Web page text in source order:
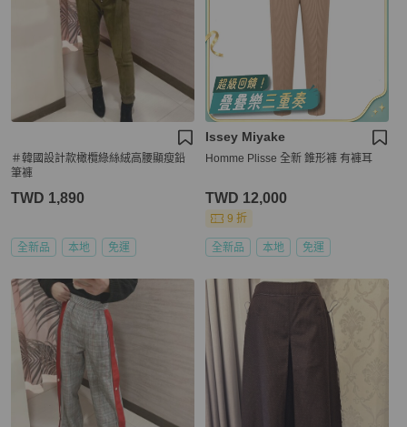
＃韓國設計款橄欖綠絲絨高腰顯瘦鉛
筆褲
TWD 1,890
全新品 本地 免運
Issey Miyake
Homme Plisse 全新 錐形褲 有褲耳
TWD 12,000
9 折
全新品 本地 免運